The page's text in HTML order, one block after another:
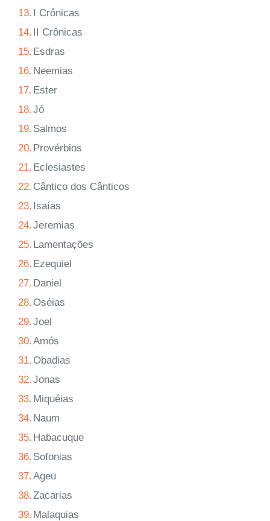
13. I Crônicas
14. II Crônicas
15. Esdras
16. Neemias
17. Ester
18.Jó
19. Salmos
20. Provérbios
21. Eclesiastes
22. Cântico dos Cânticos
23. Isaías
24.Jeremias
25. Lamentações
26. Ezequiel
27. Daniel
28. Oséias
29.Joel
30.Amós
31. Obadias
32.Jonas
33. Miquéias
34. Naum
35. Habacuque
36. Sofonias
37.Ageu
38.Zacarias
39. Malaquias